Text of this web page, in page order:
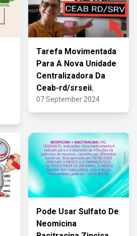
Tarefa Movimentada
Para A Nova Unidade
Centralizadora Da
Ceab-rd/srseii.
07 September 2024
Pode Usar Sulfato De
Neomicina